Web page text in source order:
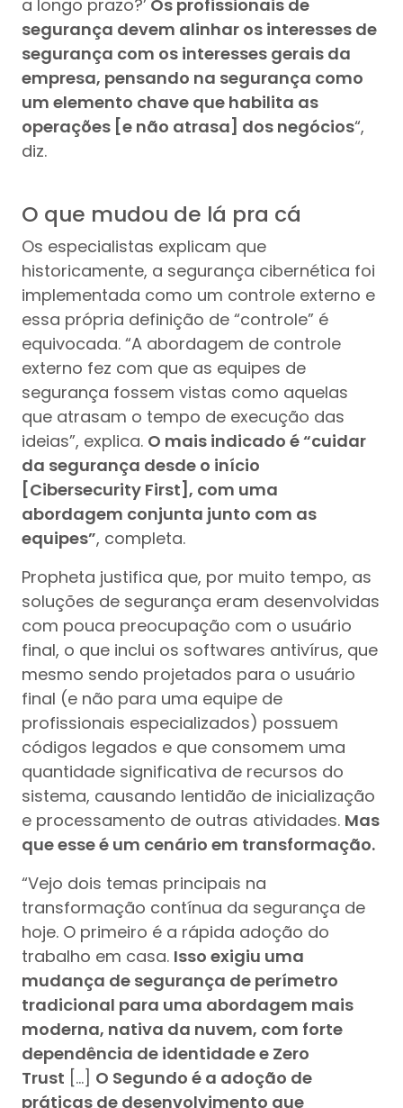
a longo prazo?’ Os profissionais de
segurança devem alinhar os interesses de
segurança com os interesses gerais da
empresa, pensando na segurança como
um elemento chave que habilita as
operações [e não atrasa] dos negócios“,
diz.
O que mudou de lá pra cá
Os especialistas explicam que
historicamente, a segurança cibernética foi
implementada como um controle externo e
essa própria definição de “controle” é
equivocada. “A abordagem de controle
externo fez com que as equipes de
segurança fossem vistas como aquelas
que atrasam o tempo de execução das
ideias”, explica. O mais indicado é “cuidar
da segurança desde o início
[Cibersecurity First], com uma
abordagem conjunta junto com as
equipes”, completa.
Propheta justifica que, por muito tempo, as
soluções de segurança eram desenvolvidas
com pouca preocupação com o usuário
final, o que inclui os softwares antivírus, que
mesmo sendo projetados para o usuário
final (e não para uma equipe de
profissionais especializados) possuem
códigos legados e que consomem uma
quantidade significativa de recursos do
sistema, causando lentidão de inicialização
e processamento de outras atividades. Mas
que esse é um cenário em transformação.
“Vejo dois temas principais na
transformação contínua da segurança de
hoje. O primeiro é a rápida adoção do
trabalho em casa. Isso exigiu uma
mudança de segurança de perímetro
tradicional para uma abordagem mais
moderna, nativa da nuvem, com forte
dependência de identidade e Zero
Trust […] O Segundo é a adoção de
práticas de desenvolvimento que